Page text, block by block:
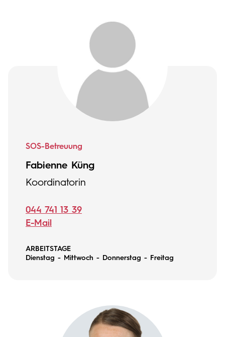
SOS-Betreuung
Fabienne Küng
Koordinatorin
044 741 13 39
E-Mail
ARBEITSTAGE
Dienstag - Mittwoch - Donnerstag - Freitag